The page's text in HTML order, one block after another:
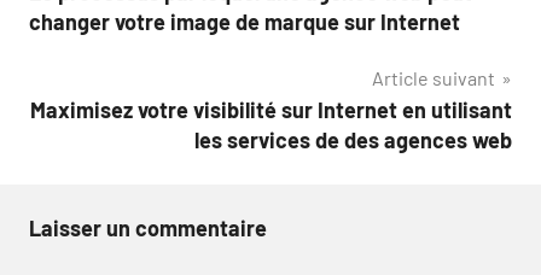
de
changer votre image de marque sur Internet
Article suivant
Maximisez votre visibilité sur Internet en utilisant
les services de des agences web
Laisser un commentaire